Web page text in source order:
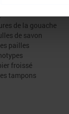
:
de la gouache
de savon
pailles
froissé
tampons